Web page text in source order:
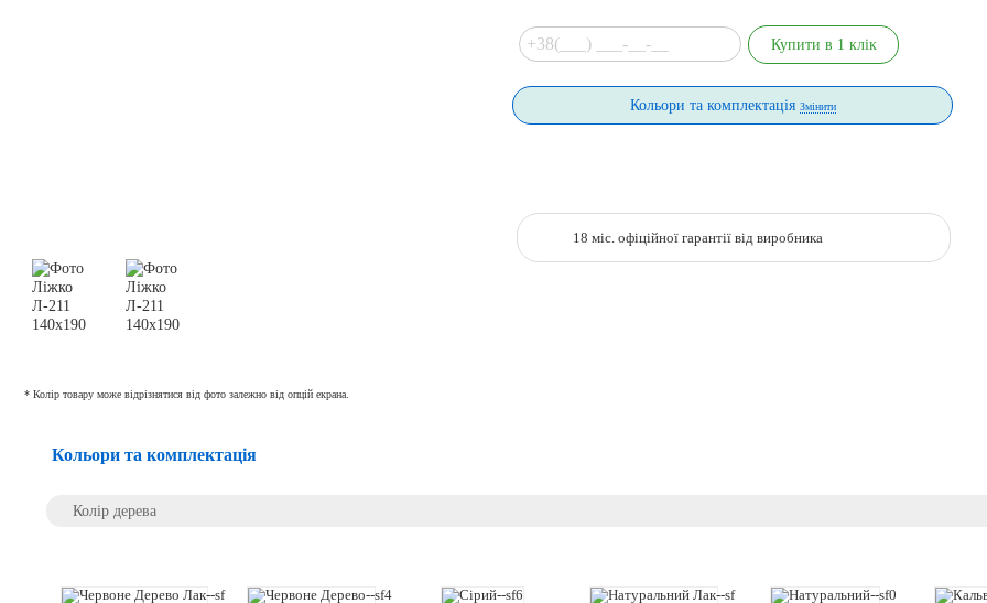
* Колір товару може відрізнятися від фото залежно від опцій екрана.
Кольори та комплектація Змінити
18 міс. офіційної гарантії від виробника
Кольори та комплектація
Колір дерева